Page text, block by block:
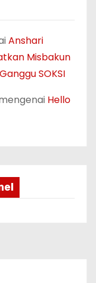
Anshari
Misbakun
SOKSI
Hello